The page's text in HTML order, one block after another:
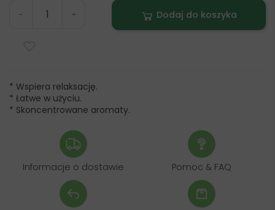
- + Dodaj do koszyka
* Wspiera relaksację.
* Łatwe w użyciu.
* Skoncentrowane aromaty.
Informacje o dostawie Pomoc & FAQ